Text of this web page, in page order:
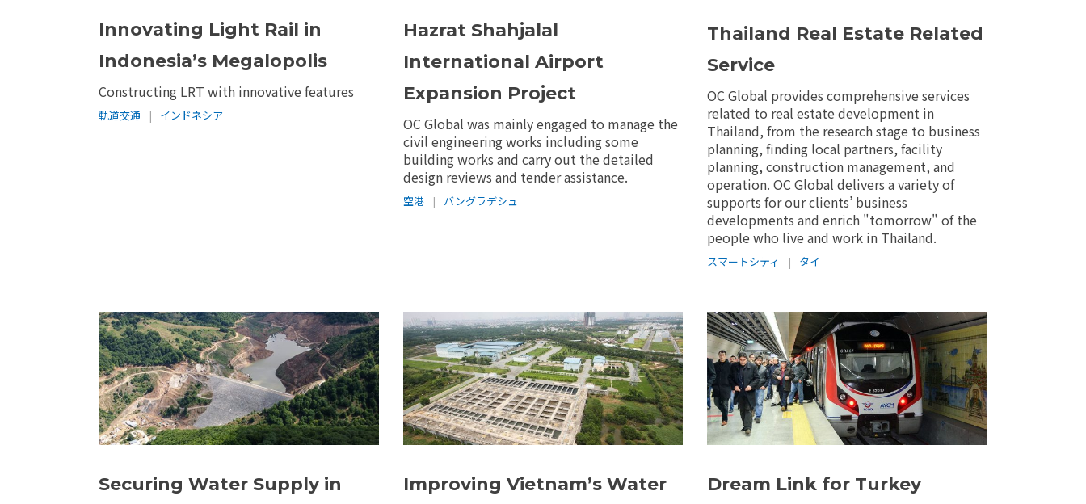
Innovating Light Rail in
Indonesia’s Megalopolis
Constructing LRT with innovative features
軌道交通 | インドネシア
Hazrat Shahjalal
International Airport
Expansion Project
OC Global was mainly engaged to manage the
civil engineering works including some
building works and carry out the detailed
design reviews and tender assistance.
空港 | バングラデシュ
Thailand Real Estate Related
Service
OC Global provides comprehensive services
related to real estate development in
Thailand, from the research stage to business
planning, finding local partners, facility
planning, construction management, and
operation. OC Global delivers a variety of
supports for our clients’ business
developments and enrich "tomorrow" of the
people who live and work in Thailand.
スマートシティ | タイ
Securing Water Supply in
Improving Vietnam’s Water Dream Link for Turkey